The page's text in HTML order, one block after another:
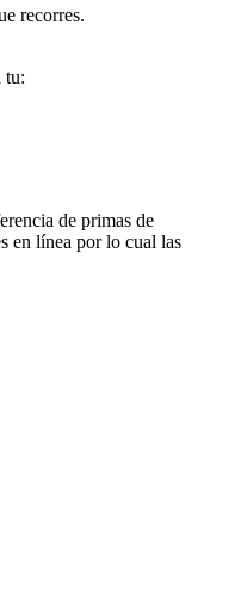
recorres.
tu:
de primas de
en línea por lo cual las